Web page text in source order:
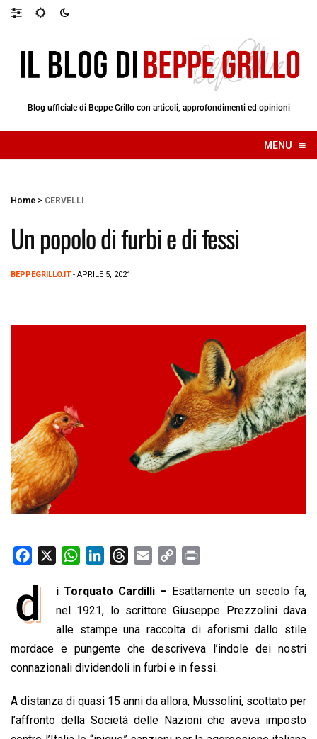
Blog ufficiale di Beppe Grillo con articoli, approfondimenti ed opinioni
MENU ≡
☰
Home > CERVELLI
Un popolo di furbi e di fessi
BEPPEGRILLO.IT - APRILE 5, 2021
e
o
o
W
a
t
s
A
p
n
e
d
I
r
e
a
d
s
a
i
l
p
y
L
i
n
i
n
t
d i Torquato Cardilli – Esattamente un secolo fa,
nel 1921, lo scrittore Giuseppe Prezzolini dava
alle stampe una raccolta di aforismi dallo stile
mordace e pungente che descriveva l’indole dei nostri
connazionali dividendoli in furbi e in fessi.
A distanza di quasi 15 anni da allora, Mussolini, scottato per
l’affronto della Società delle Nazioni che aveva imposto